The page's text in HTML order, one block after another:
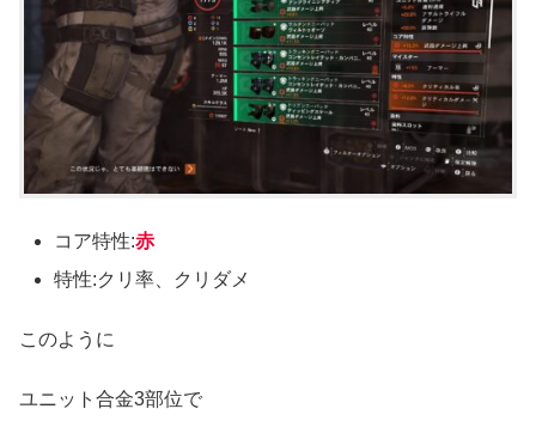
コア特性:赤
特性:クリ率、クリダメ
このように
ユニット合金3部位で